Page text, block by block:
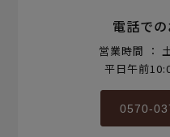
電話で
営業時間 ：
平日午前
0570-